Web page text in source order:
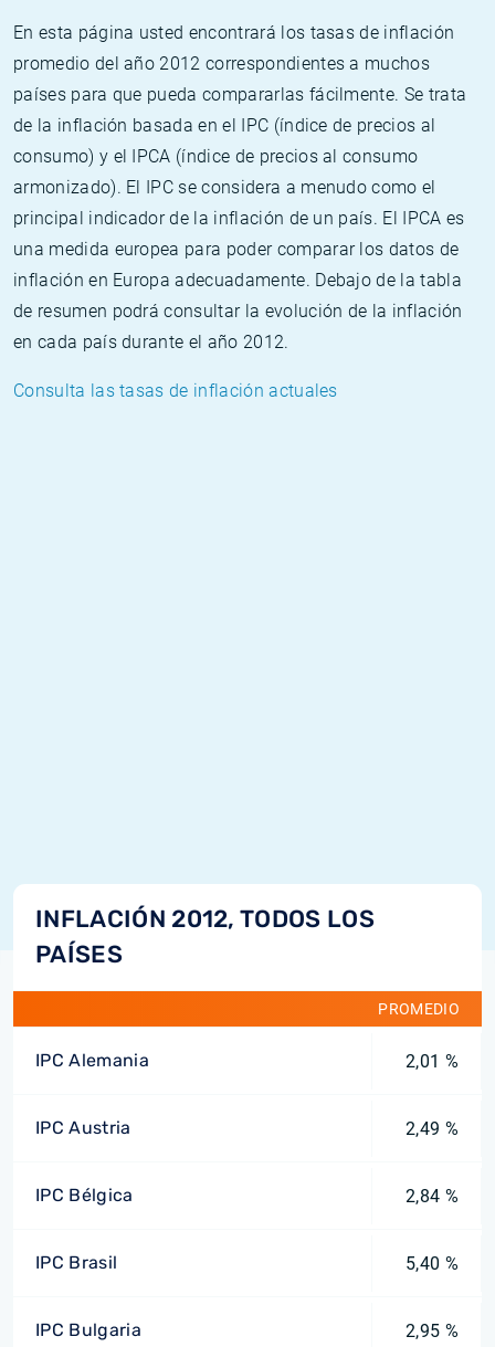
En esta página usted encontrará los tasas de inflación
promedio del año 2012 correspondientes a muchos
países para que pueda compararlas fácilmente. Se trata
de la inflación basada en el IPC (índice de precios al
consumo) y el IPCA (índice de precios al consumo
armonizado). El IPC se considera a menudo como el
principal indicador de la inflación de un país. El IPCA es
una medida europea para poder comparar los datos de
inflación en Europa adecuadamente. Debajo de la tabla
de resumen podrá consultar la evolución de la inflación
en cada país durante el año 2012.
Consulta las tasas de inflación actuales
INFLACIÓN 2012, TODOS LOS
PAÍSES
PROMEDIO
IPC Alemania 2,01 %
IPC Austria 2,49 %
IPC Bélgica 2,84 %
IPC Brasil 5,40 %
IPC Bulgaria 2,95 %